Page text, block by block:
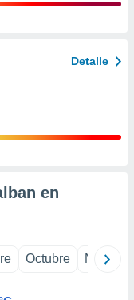
Detalle
en
Octubre